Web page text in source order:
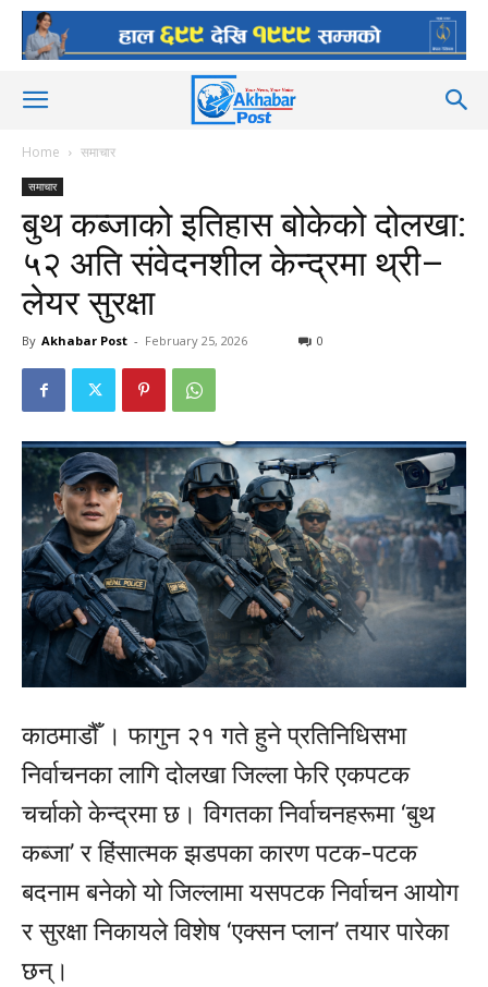
Home समाचार
समाचार
बुथ कब्जाको इतिहास बोकेको दोलखा:
५२ अति संवेदनशील केन्द्रमा थ्री–
लेयर सुरक्षा
By Akhabar Post - February 25, 2026 0
काठमाडौँ । फागुन २१ गते हुने प्रतिनिधिसभा
निर्वाचनका लागि दोलखा जिल्ला फेरि एकपटक
चर्चाको केन्द्रमा छ। विगतका निर्वाचनहरूमा ‘बुथ
कब्जा’ र हिंसात्मक झडपका कारण पटक-पटक
बदनाम बनेको यो जिल्लामा यसपटक निर्वाचन आयोग
र सुरक्षा निकायले विशेष ‘एक्सन प्लान’ तयार पारेका
छन्।